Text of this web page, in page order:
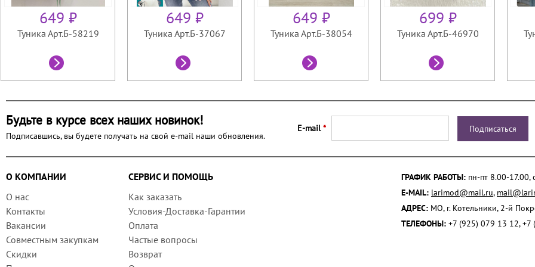
649 ₽
Туника Арт.Б-58219
649 ₽
Туника Арт.Б-37067
649 ₽
Туника Арт.Б-38054
699 ₽
Туника Арт.Б-46970
Будьте в курсе всех наших новинок!
Подписавшись, вы будете получать на свой e-mail наши обновления.
E-mail*
О КОМПАНИИ
СЕРВИС И ПОМОЩЬ
О нас
Контакты
Вакансии
Совместным закупкам
Скидки
Как заказать
Условия-Доставка-Гарантии
Оплата
Частые вопросы
Возврат
ГРАФИК РАБОТЫ: пн-пт 8.00-17.00,
E-MAIL: larimod@mail.ru,
АДРЕС: МО, г. Котельники, 2-й
ТЕЛЕФОНЫ: +7 (925) 079 13 12,